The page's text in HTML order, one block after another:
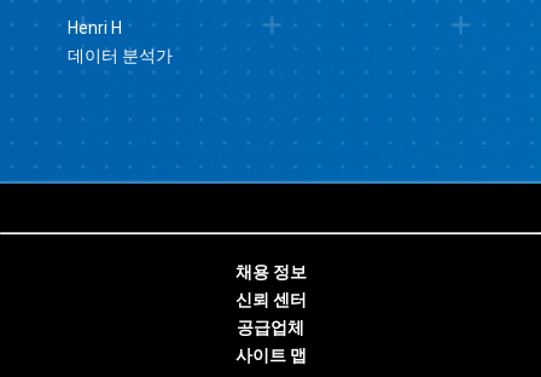
Henri H
데이터 분석가
채용 정보
신뢰 센터
공급업체
사이트 맵